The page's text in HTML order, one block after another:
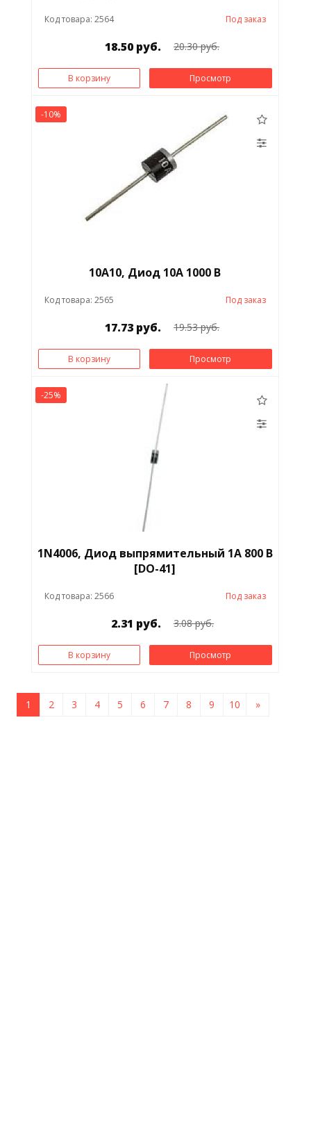
Код товара: 2564 Под заказ
18.50 руб. 20.30 руб.
В корзину Просмотр
-10%
10A10, Диод 10А 1000 В
Код товара: 2565 Под заказ
17.73 руб. 19.53 руб.
В корзину Просмотр
-25%
1N4006, Диод выпрямительный 1А 800 В
[DO-41]
Код товара: 2566 Под заказ
2.31 руб. 3.08 руб.
В корзину Просмотр
1 2 3 4 5 6 7 8 9 10 »